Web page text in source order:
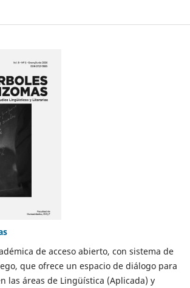
de acceso abierto, con sistema de
que ofrece un espacio de diálogo para
las áreas de Lingüística (Aplicada) y